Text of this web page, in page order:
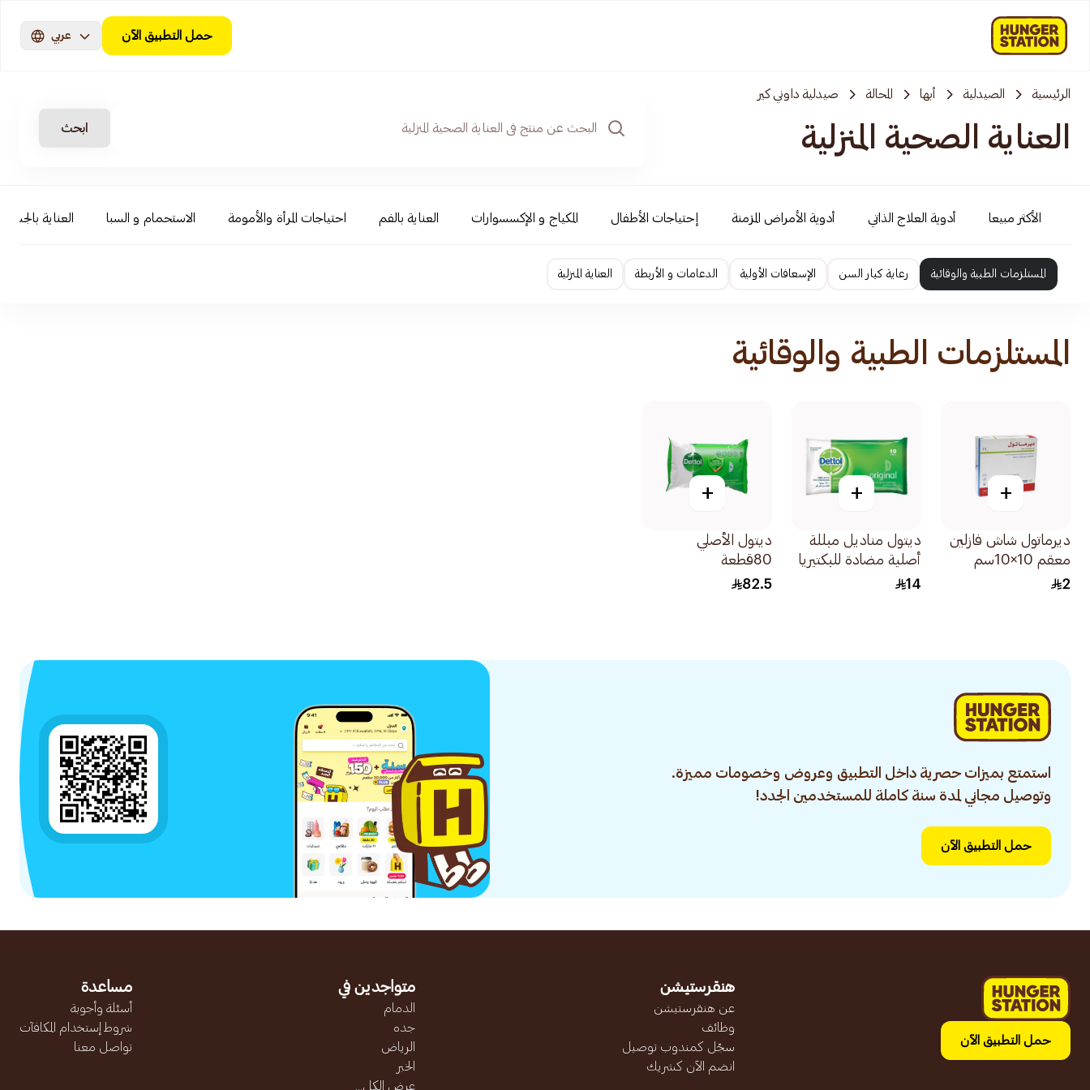
حمل التطبيق الآن عربي
الرئيسية الصيدلية أبها المحالة صيدلية داوني كير
العناية الصحية المنزلية ابحث
الأكثر مبيعا أدوية العلاج الذاتي أدوية الأمراض المزمنة إحتياجات الأطفال المكياج و الإكسسوارات العناية بالفم احتياجات المرأة والأمومة الاستحمام و السبا العناية بالجسم
المستلزمات الطبية والوقائية رعاية كبار السن الإسعافات الأولية الدعامات و الأربطة العناية المنزلية
المستلزمات الطبية والوقائية
+
ديرماتول شاش فازلين
معقم 10×10سم
50قطعة
2
+
ديتول مناديل مبللة
أصلية مضادة للبكتيريا
10قطعة
14
+
ديتول الأصلي
80قطعة
82.5
استمتع بميزات حصرية داخل التطبيق وعروض وخصومات مميزة.
وتوصيل مجاني لمدة سنة كاملة للمستخدمين الجدد!
حمل التطبيق الآن
حمل التطبيق الآن
هنقرستيشن
عن هنقرستيشن
وظائف
سجّل كمندوب توصيل
انضم الآن كشريك
متواجدين في
الدمام
جده
الرياض
الخبر
عرض الكل...
مساعدة
أسئلة وأجوبة
شروط إستخدام المكافآت
تواصل معنا